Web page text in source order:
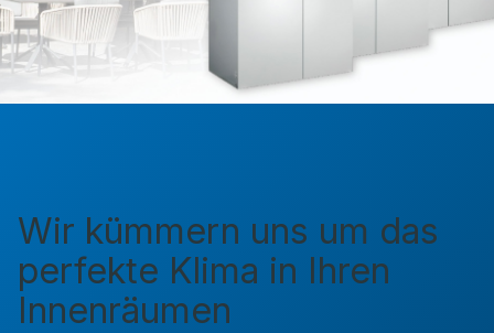
Wir kümmern uns um das
perfekte Klima in Ihren
Innenräumen